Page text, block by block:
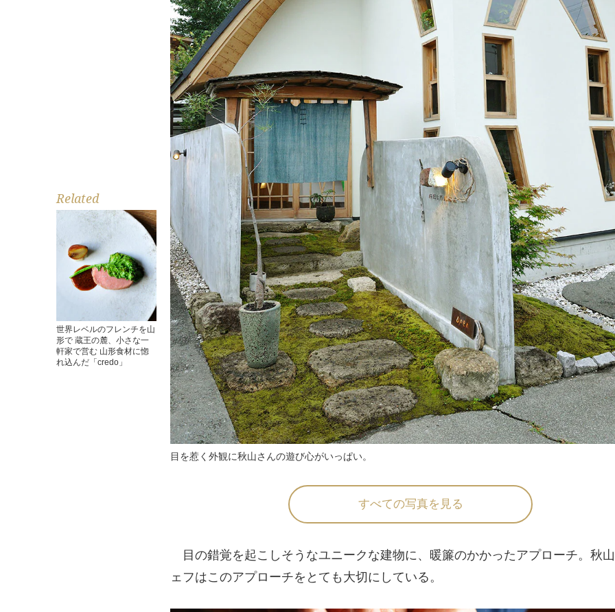
Related
世界レベルのフレンチを山
形で 蔵王の麓、小さな一
軒家で営む 山形食材に惚
れ込んだ「credo」
目を惹く外観に秋山さんの遊び心がいっぱい。
すべての写真を見る
目の錯覚を起こしそうなユニークな建物に、暖簾のかかったアプローチ。秋
ェフはこのアプローチをとても大切にしている。